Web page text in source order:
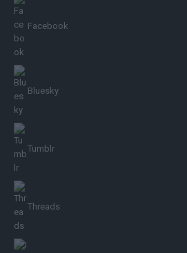
Facebook
Bluesky
Tumblr
Threads